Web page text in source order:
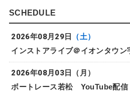
SCHEDULE
インストアライブ＠イオンタウン
2026年08月29日 （土）
ボートレース若松 YouTube配信
2026年08月03日 （月）